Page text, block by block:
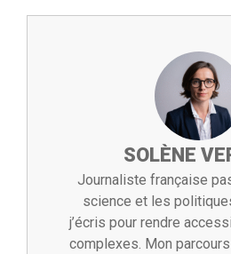
SOLÈNE
Journaliste française
science et les
j’écris pour rendre
complexes. Mon